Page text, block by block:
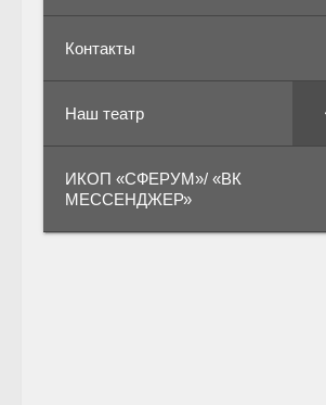
Контакты
Наш театр
ИКОП «СФЕРУМ»/ «ВК
МЕССЕНДЖЕР»